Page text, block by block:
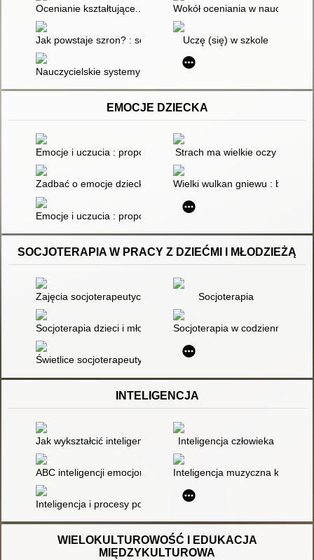
Ocenianie kształtujące... świadomośćWokół oceniania w nauczaniu
Jak powstaje szron? : scenariusz lekcji języka polskiego w
Uczę (się) w szkole
Nauczycielskie systemy oceniania : trafność oceniania na
EMOCJE DZIECKA
Emocje i uczucia : propozycje aktywności dla dzieci
Strach ma wielkie oczy
Zadbać o emocje dziecka w zabawie. Metody polegające na
Wielki wulkan gniewu : bajka z
Emocje i uczucia : propozycje aktywności dla dzieci
SOCJOTERAPIA W PRACY Z DZIEĆMI I MŁODZIEŻĄ
Zajęcia socjoterapeutyczne w szkole Socjoterapia
Socjoterapia dzieci i młodzieży : diagnoza i metody pracy
Socjoterapia w codziennej
Świetlice socjoterapeutyczne w opinii wychowawców
INTELIGENCJA
Jak wykształcić inteligencję emocjonalną : kształcenie
Inteligencja człowieka
ABC inteligencji emocjonalnej w praktyceInteligencja muzyczna
Inteligencja i procesy poznawcze
WIELOKULTUROWOŚĆ I EDUKACJA
MIĘDZYKULTUROWA